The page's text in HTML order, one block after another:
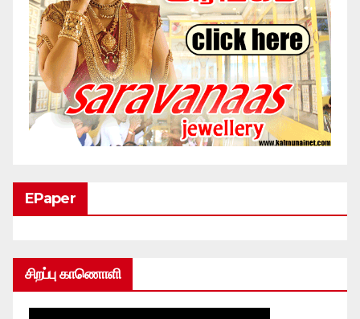
EPaper
சிறப்பு காணொளி